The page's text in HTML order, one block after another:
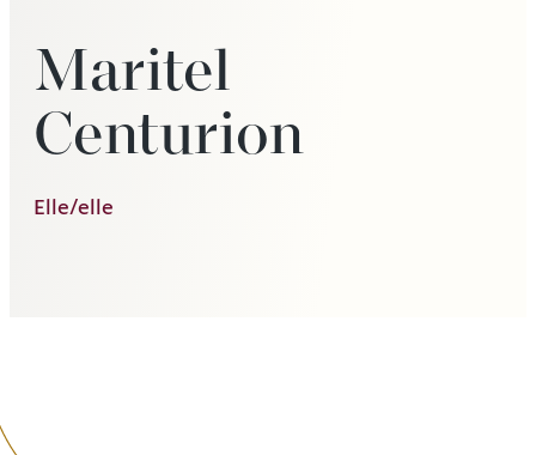
Maritel
Centurion
Elle/elle